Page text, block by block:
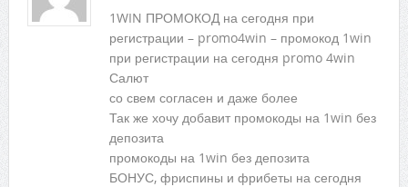
1WIN ПРОМОКОД на сегодня при
регистрации – promo4win – промокод 1win
при регистрации на сегодня promo 4win
Салют
со свем согласен и даже более
Так же хочу добавит промокоды на 1win без
депозита
промокоды на 1win без депозита
БОНУС, фриспины и фрибеты на сегодня